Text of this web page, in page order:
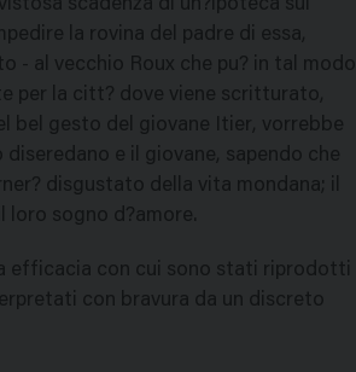
scadenza di un?ipoteca sul
la rovina del padre di essa,
- al vecchio Roux che pu? in tal modo
per la citt? dove viene scritturato,
bel gesto del giovane Itier, vorrebbe
e il giovane, sapendo che
disgustato della vita mondana; il
loro sogno d?amore.
efficacia con cui sono stati riprodotti
con bravura da un discreto